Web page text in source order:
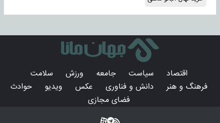
اقتصاد سیاست جامعه ورزش
سلامت
فرهنگ و هنر
دانش و فناوری عکس ویدیو
حوادث
فضای مجازی